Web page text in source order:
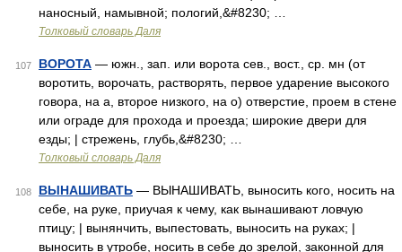
наносный, намывной; пологий,&#8230; …
Толковый словарь Даля
107 ВОРОТА — южн., зап. или ворота сев., вост., ср. мн (от
воротить, ворочать, растворять, первое ударение высокого
говора, на а, второе низкого, на о) отверстие, проем в стене
или ограде для прохода и проезда; широкие двери для
езды; | стрежень, глубь,&#8230; …
Толковый словарь Даля
108 ВЫНАШИВАТЬ — ВЫНАШИВАТЬ, выносить кого, носить на
себе, на руке, приучая к чему, как вынашивают ловчую
птицу; | вынянчить, выпестовать, выносить на руках; |
выносить в утробе, носить в себе до зрелой, законной для